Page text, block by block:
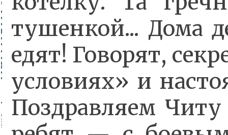
тушенкой... Дома
едят! Говорят,
условиях» и
Поздравляем